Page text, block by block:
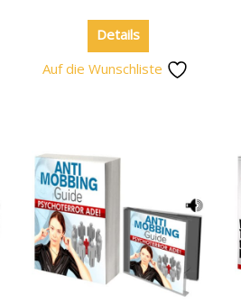
Details
Auf die Wunschliste